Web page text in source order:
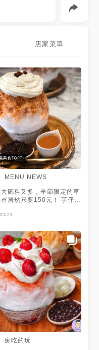
店家菜單
MENU NEWS
大碗料又多，季節限定的草
居然只要150元！ 芋仔牛
泰國鄰居的珍珠奶茶🇹🇭
上！ 感謝 @潘琳 提供美照❤️
23
痴吃的玩